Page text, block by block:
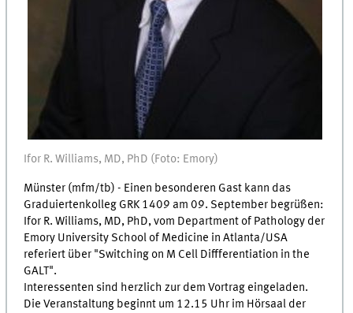
Ifor R. Williams, MD, PhD (Foto: Emory)
Münster (mfm/tb) - Einen besonderen Gast kann das
Graduiertenkolleg GRK 1409 am 09. September begrüßen:
Ifor R. Williams, MD, PhD, vom Department of Pathology der
Emory University School of Medicine in Atlanta/USA
referiert über "Switching on M Cell Diffferentiation in the
GALT".
Interessenten sind herzlich zur dem Vortrag eingeladen.
Die Veranstaltung beginnt um 12.15 Uhr im Hörsaal der